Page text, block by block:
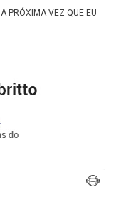
PRÓXIMA VEZ QUE EU